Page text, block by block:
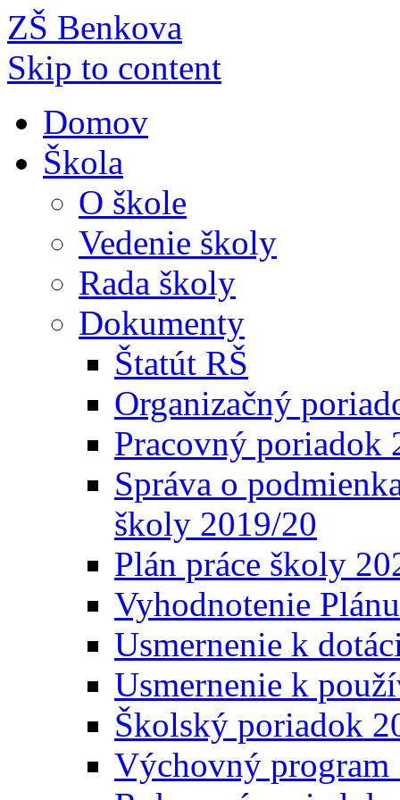
ZŠ Benkova
Skip to content
Domov
Škola
O škole
Vedenie školy
Rada školy
Dokumenty
Štatút RŠ
Organizačný
Pracovný poriadok
Správa o
školy 2019/20
Plán práce školy
Vyhodnotenie
Usmernenie k
Usmernenie k
Školský poriadok
Výchovný